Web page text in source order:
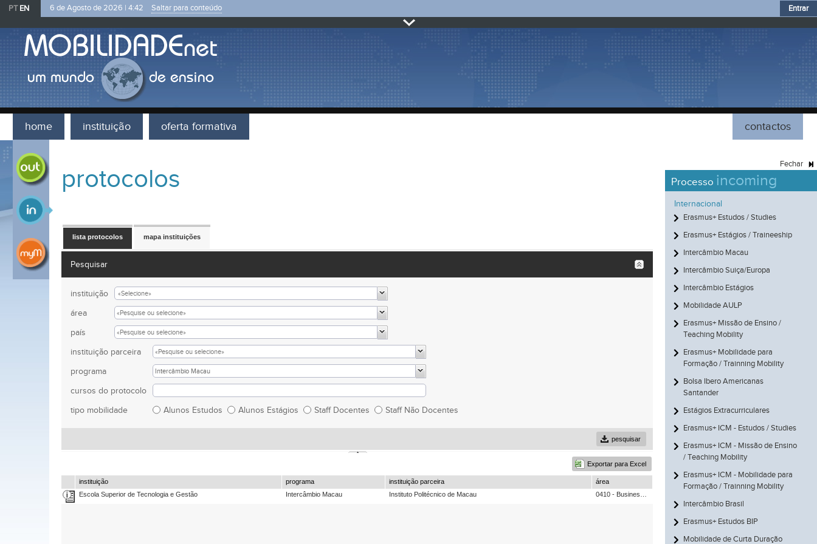
PTEN 6 de Agosto de 2026 | 4:42 Saltar para conteúdo Entrar
Fechar
home instituição oferta formativa contactos
Fechar
Processo incoming
Internacional
Erasmus+ Estudos / Studies
Erasmus+ Estágios / Traineeship
Intercâmbio Macau
Intercâmbio Suiça/Europa
Intercâmbio Estágios
Mobilidade AULP
Erasmus+ Missão de Ensino /
Teaching Mobility
Erasmus+ Mobilidade para
Formação / Trainning Mobility
Bolsa Ibero Americanas
Santander
Estágios Extracurriculares
Erasmus+ ICM - Estudos / Studies
Erasmus+ ICM - Missão de Ensino
/ Teaching Mobility
Erasmus+ ICM - Mobilidade para
Formação / Trainning Mobility
Intercâmbio Brasil
Erasmus+ Estudos BIP
Mobilidade de Curta Duração
mobilidade outgoing
mobilidade incoming
processo mobilidade
protocolos
lista protocolos mapa instituições
Pesquisar
instituição
área
país
instituição parceira
programa
cursos do protocolo
tipo mobilidade
Alunos Estudos Alunos Estágios Staff Docentes Staff Não Docentes
pesquisar
Exportar para Excel
instituição programa instituição parceira
área
Escola Superior de Tecnologia e Gestão
Intercâmbio Macau Instituto Politécnico de Macau